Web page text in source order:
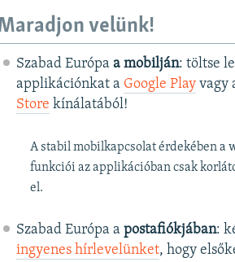
velünk!
Szabad Európa a mobilján: töltse
applikációnkat a Google Playvagy
Store kínálatából!
A stabil mobilkapcsolat érdekében a
funkciói az applikációban csak
el.
Szabad Európa a postafiókjában:
ingyenes hírlevelünket, hogy